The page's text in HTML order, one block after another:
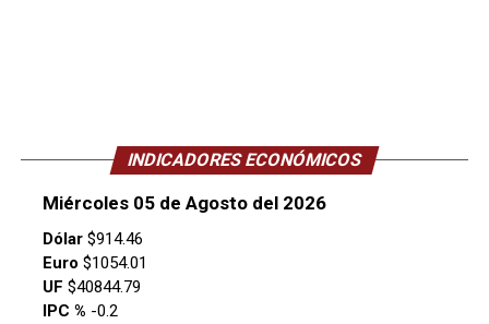
INDICADORES ECONÓMICOS
Miércoles 05 de Agosto del 2026
Dólar$914.46
Euro $1054.01
UF $40844.79
IPC % -0.2